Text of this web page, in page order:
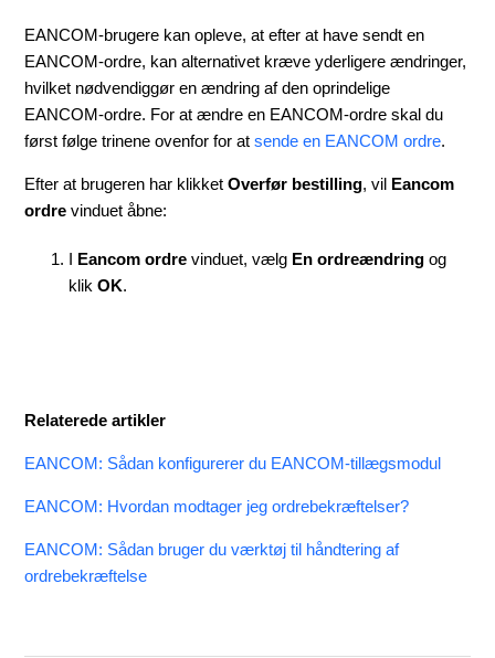
EANCOM-brugere kan opleve, at efter at have sendt en
EANCOM-ordre, kan alternativet kræve yderligere ændringer,
hvilket nødvendiggør en ændring af den oprindelige
EANCOM-ordre. For at ændre en EANCOM-ordre skal du
først følge trinene ovenfor for atsende en EANCOM ordre.
Efter at brugeren har klikketOverfør bestilling, vil Eancom
ordre vinduet åbne:
I Eancom ordre vinduet, vælg En ordreændring og
klikOK.
Relaterede artikler
EANCOM: Sådan konfigurerer du EANCOM-tillægsmodul
EANCOM: Hvordan modtager jeg ordrebekræftelser?
EANCOM: Sådan bruger du værktøj til håndtering af
ordrebekræftelse